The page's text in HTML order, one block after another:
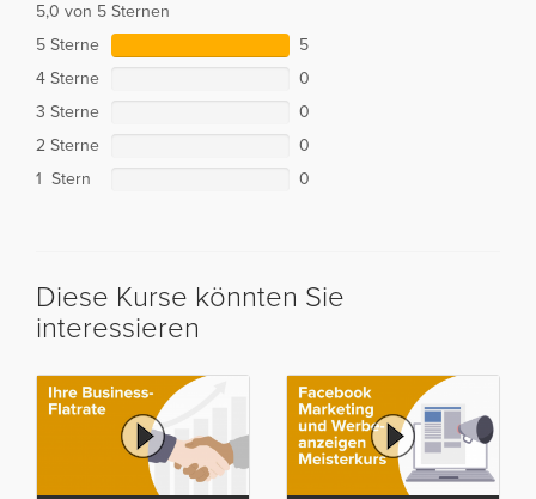
5,0 von 5 Sternen
5 Sterne
5
4 Sterne
0
3 Sterne
0
2 Sterne
0
1 Stern
0
Diese Kurse könnten Sie
interessieren